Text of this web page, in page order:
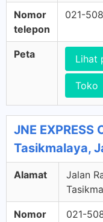
Nomor
telepon
021-
Peta Lihat
Toko
JNE
Tasikmalaya,
Alamat
Jalan
Nomor
021-